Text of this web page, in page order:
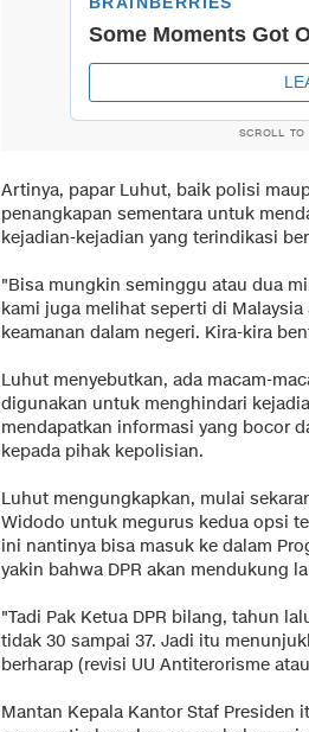
SCROLL
Artinya, papar Luhut, baik polisi
penangkapan sementara untuk
kejadian-kejadian yang terindikasi
"Bisa mungkin seminggu atau dua
kami juga melihat seperti di
keamanan dalam negeri. Kira-kira
Luhut menyebutkan, ada macam-
digunakan untuk menghindari
mendapatkan informasi yang bocor
kepada pihak kepolisian.
Luhut mengungkapkan, mulai
Widodo untuk megurus kedua opsi
ini nantinya bisa masuk ke dalam
yakin bahwa DPR akan mendukung
"Tadi Pak Ketua DPR bilang, tahun
tidak 30 sampai 37. Jadi itu
berharap (revisi UU Antiterorisme
Mantan Kepala Kantor Staf Presiden